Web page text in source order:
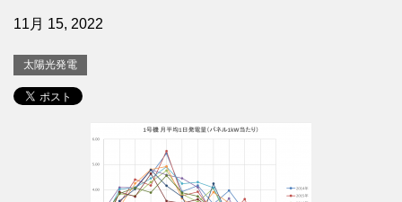
11月 15, 2022
太陽光発電